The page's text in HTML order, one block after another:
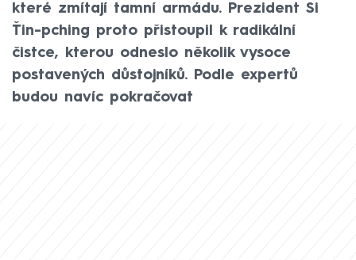
které zmítají tamní armádu. Prezident Si
Ťin-pching proto přistoupil k radikální
čistce, kterou odneslo několik vysoce
postavených důstojníků. Podle expertů
budou navíc pokračovat